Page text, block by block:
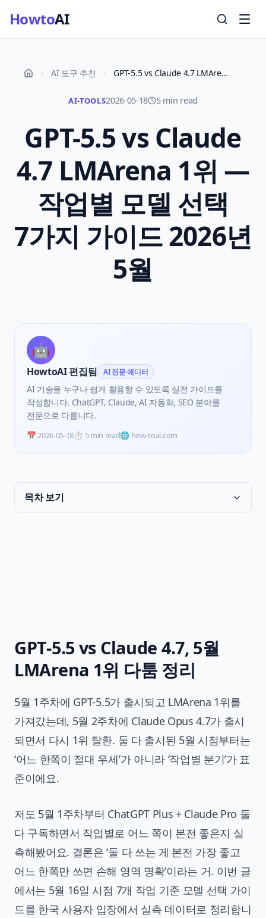
HowtoAI
AI 도구 추천 GPT-5.5 vs Claude 4.7 LMArena 1위 — 작업별 모델 선택 7가지 가이드 2026년 5월
AI-TOOLS2026-05-18 5 min read
GPT-5.5 vs Claude
4.7 LMArena 1위 —
작업별 모델 선택
7가지 가이드 2026년
5월
🤖
HowtoAI 편집팀 AI 전문 에디터
AI 기술을 누구나 쉽게 활용할 수 있도록 실전 가이드를
작성합니다. ChatGPT, Claude, AI 자동화, SEO 분야를
전문으로 다룹니다.
📅2026-05-18⏱️ 5 min read🌐 how-toai.com
목차 보기
GPT-5.5 vs Claude 4.7, 5월
LMArena 1위 다툼 정리
5월 1주차에 GPT-5.5가 출시되고 LMArena 1위를
가져갔는데, 5월 2주차에 Claude Opus 4.7가 출시
되면서 다시 1위 탈환. 둘 다 출시된 5월 시점부터는
‘어느 한쪽이 절대 우세’가 아니라 ‘작업별 분기’가 표
준이에요.
저도 5월 1주차부터 ChatGPT Plus + Claude Pro 둘
다 구독하면서 작업별로 어느 쪽이 본전 좋은지 실
측해봤어요. 결론은 ‘둘 다 쓰는 게 본전 가장 좋고
어느 한쪽만 쓰면 손해 영역 명확’이라는 거. 이번 글
에서는 5월 16일 시점 7개 작업 기준 모델 선택 가이
드를 한국 사용자 입장에서 실측 데이터로 정리합니